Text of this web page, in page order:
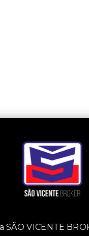
SÃO VICENTE